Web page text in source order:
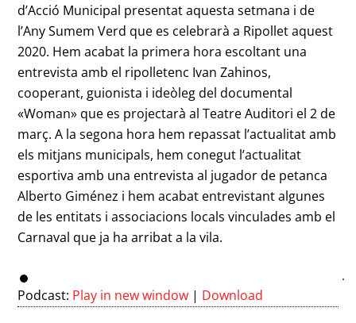
d’Acció Municipal presentat aquesta setmana i de
l’Any Sumem Verd que es celebrarà a Ripollet aquest
2020. Hem acabat la primera hora escoltant una
entrevista amb el ripolletenc Ivan Zahinos,
cooperant, guionista i ideòleg del documental
«Woman» que es projectarà al Teatre Auditori el 2 de
març. A la segona hora hem repassat l’actualitat amb
els mitjans municipals, hem conegut l’actualitat
esportiva amb una entrevista al jugador de petanca
Alberto Giménez i hem acabat entrevistant algunes
de les entitats i associacions locals vinculades amb el
Carnaval que ja ha arribat a la vila.
Podcast: Play in new window | Download